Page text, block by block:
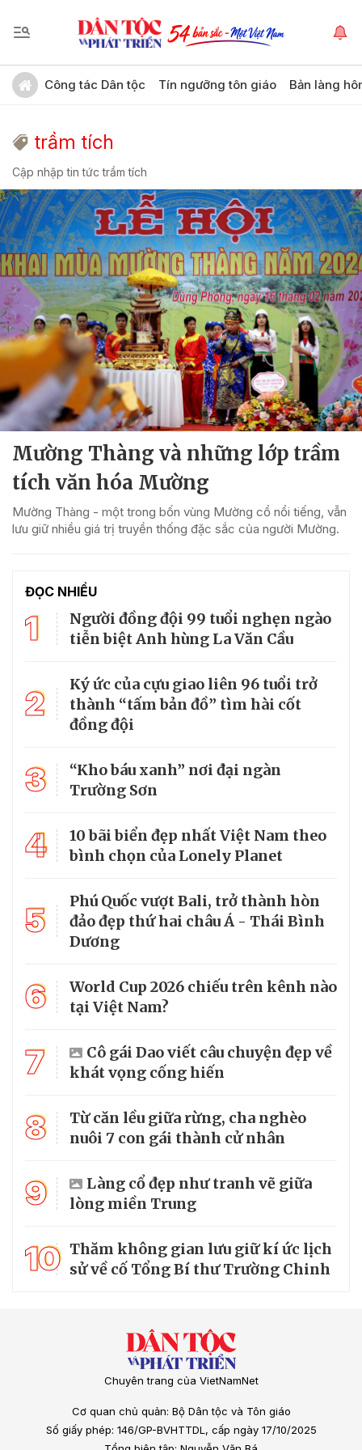
Công tác Dân tộc Tín ngưỡng tôn giáo Bản làng
trầm tích
Cập nhập tin tức trầm tích
Mường Thàng và những lớp trầm
tích văn hóa Mường
Mường Thàng - một trong bốn vùng Mường cổ nổi tiếng, vẫn
lưu giữ nhiều giá trị truyền thống đặc sắc của người Mường.
ĐỌC NHIỀU
1
Người đồng đội 99 tuổi nghẹn ngào
tiễn biệt Anh hùng La Văn Cầu
2
Ký ức của cựu giao liên 96 tuổi trở
thành “tấm bản đồ” tìm hài cốt
đồng đội
3
“Kho báu xanh” nơi đại ngàn
Trường Sơn
4
10 bãi biển đẹp nhất Việt Nam theo
bình chọn của Lonely Planet
5
Phú Quốc vượt Bali, trở thành hòn
đảo đẹp thứ hai châu Á - Thái Bình
Dương
6
World Cup 2026 chiếu trên kênh nào
tại Việt Nam?
7
Cô gái Dao viết câu chuyện đẹp về
khát vọng cống hiến
8
Từ căn lều giữa rừng, cha nghèo
nuôi 7 con gái thành cử nhân
9
Làng cổ đẹp như tranh vẽ giữa
lòng miền Trung
10 Thăm không gian lưu giữ kí ức lịch
sử về cố Tổng Bí thư Trường Chinh
Chuyên trang của VietNamNet
Cơ quan chủ quản: Bộ Dân tộc và Tôn giáo
Số giấy phép: 146/GP-BVHTTDL, cấp ngày 17/10/2025